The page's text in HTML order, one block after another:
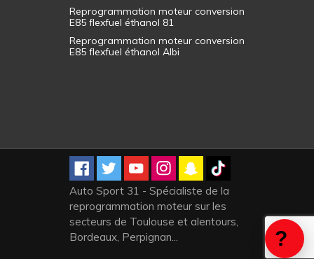
Reprogrammation moteur conversion
E85 flexfuel éthanol 81
Reprogrammation moteur conversion
E85 flexfuel éthanol Albi
Auto Sport 31 - Spécialiste de la
reprogrammation moteur sur les
secteurs de Toulouse et alentours,
Bordeaux, Perpignan...